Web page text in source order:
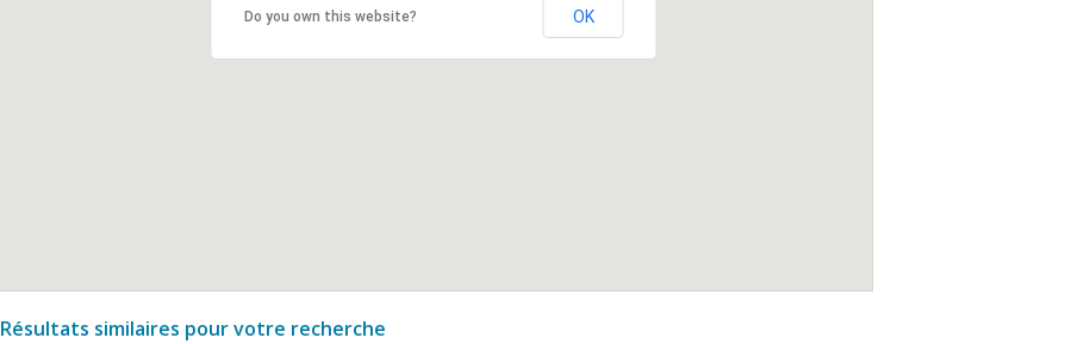
Do you own this website? OK
Résultats similaires pour votre recherche